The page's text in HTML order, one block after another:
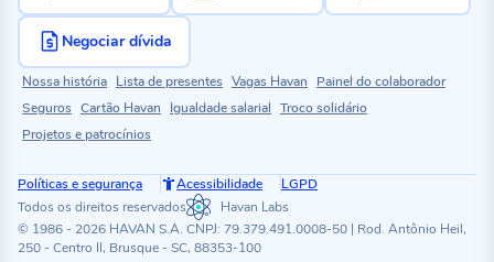
Negociar dívida
Nossa história Lista de presentes Vagas Havan
Painel do colaborador
Seguros Cartão Havan Igualdade salarial Troco solidário
Projetos e patrocínios
Políticas e segurança Acessibilidade
LGPD
Todos os direitos reservados
Havan Labs
© 1986 - 2026 HAVAN S.A. CNPJ: 79.379.491.0008-50 | Rod. Antônio Heil,
250 - Centro II, Brusque - SC, 88353-100